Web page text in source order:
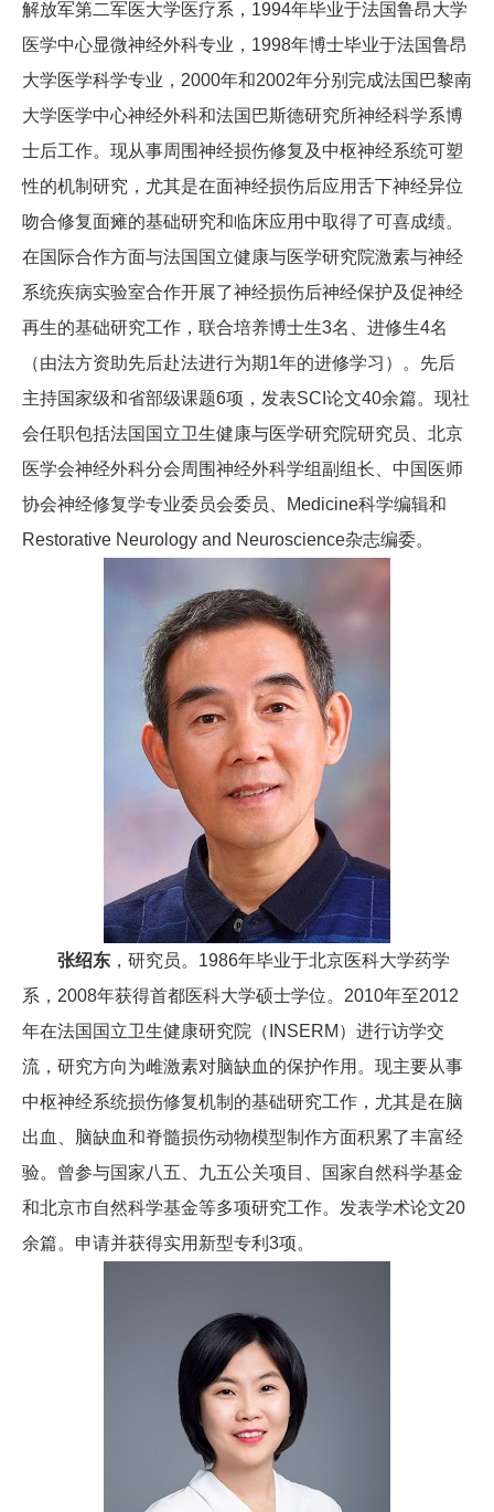
解放军第二军医大学医疗系，1994年毕业于法国鲁昂大学
医学中心显微神经外科专业，1998年博士毕业于法国鲁昂
大学医学科学专业，2000年和2002年分别完成法国巴黎南
大学医学中心神经外科和法国巴斯德研究所神经科学系博
士后工作。现从事周围神经损伤修复及中枢神经系统可塑
性的机制研究，尤其是在面神经损伤后应用舌下神经异位
吻合修复面瘫的基础研究和临床应用中取得了可喜成绩。
在国际合作方面与法国国立健康与医学研究院激素与神经
系统疾病实验室合作开展了神经损伤后神经保护及促神经
再生的基础研究工作，联合培养博士生3名、进修生4名
（由法方资助先后赴法进行为期1年的进修学习）。先后
主持国家级和省部级课题6项，发表SCI论文40余篇。现社
会任职包括法国国立卫生健康与医学研究院研究员、北京
医学会神经外科分会周围神经外科学组副组长、中国医师
协会神经修复学专业委员会委员、Medicine科学编辑和
Restorative Neurology and Neuroscience杂志编委。
张绍东 ，研究员。1986年毕业于北京医科大学药学
系，2008年获得首都医科大学硕士学位。2010年至2012
年在法国国立卫生健康研究院（INSERM）进行访学交
流，研究方向为雌激素对脑缺血的保护作用。现主要从事
中枢神经系统损伤修复机制的基础研究工作，尤其是在脑
出血、脑缺血和脊髓损伤动物模型制作方面积累了丰富经
验。曾参与国家八五、九五公关项目、国家自然科学基金
和北京市自然科学基金等多项研究工作。发表学术论文20
余篇。申请并获得实用新型专利3项。